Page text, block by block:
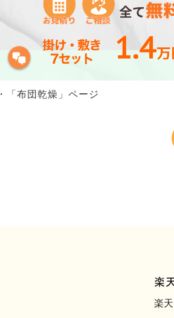
・「布団乾燥」ページ
楽
楽